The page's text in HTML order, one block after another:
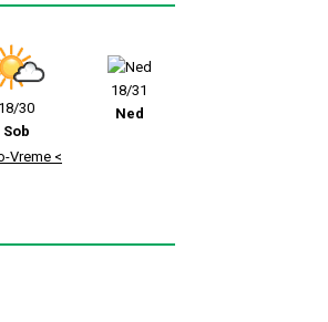
18/30
Sob
18/31
Ned
Vreme <